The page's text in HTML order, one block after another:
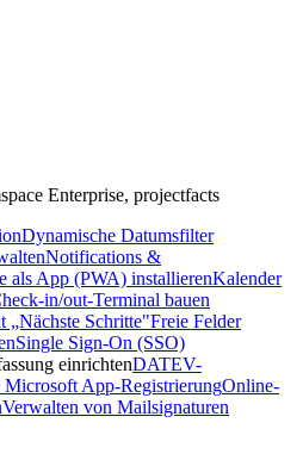
Enterprise, projectfacts
Dynamische Datumsfilter
Notifications &
als App (PWA) installierenKalender
in/out-Terminal bauen
„Nächste Schritte"Freie Felder
Single Sign-On (SSO)
einrichtenDATEV-
Microsoft App-RegistrierungOnline-
Verwalten von Mailsignaturen